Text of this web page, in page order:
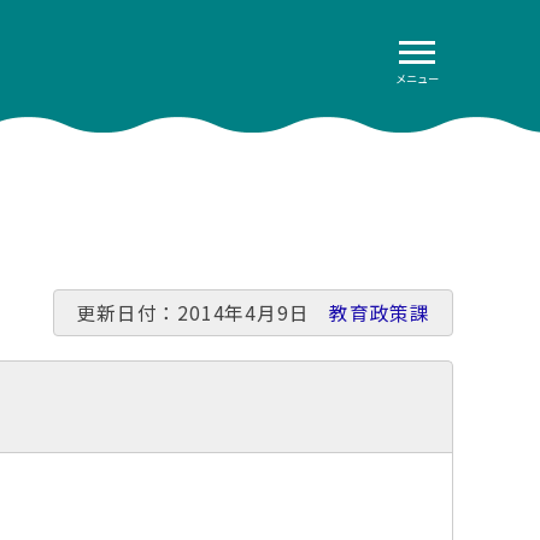
メニュー
更新日付：2014年4月9日教育政策課